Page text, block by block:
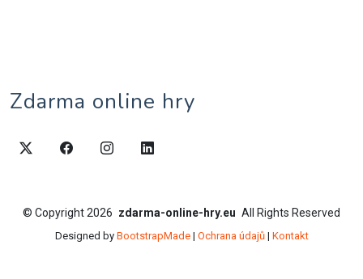
Zdarma online hry
© Copyright2026 zdarma-online-hry.eu All Rights Reserved
Designed by BootstrapMade| Ochrana údajů| Kontakt